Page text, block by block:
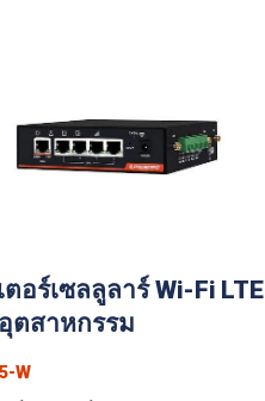
ตอร์เซลลูลาร์ Wi-Fi LTE
ตสาหกรรม
W